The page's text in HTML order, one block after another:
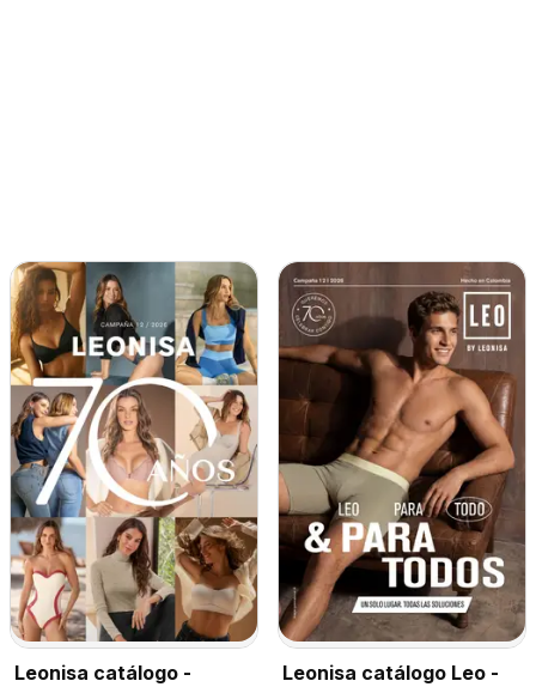
Leonisa catálogo -
Leonisa catálogo Leo -